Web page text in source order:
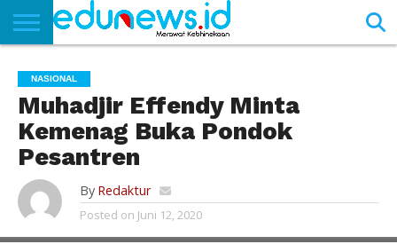
NEWS
EDUNEWS
LITERASI
PUSTAKA
SOSOK
TEKNO
KHASANAH
SASTRA
NASIONAL
Muhadjir Effendy Minta
Kemenag Buka Pondok
Pesantren
By Redaktur
Posted on Juni 12, 2020